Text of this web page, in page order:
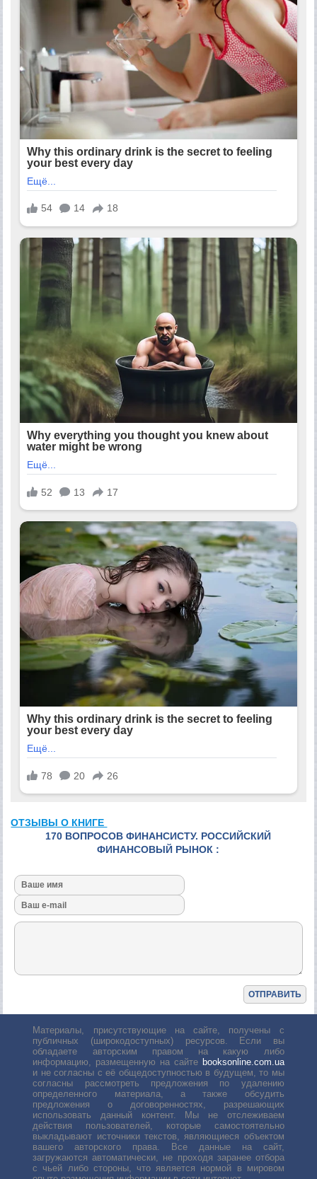
ОТЗЫВЫ О КНИГЕ
170 ВОПРОСОВ ФИНАНСИСТУ. РОССИЙСКИЙ
ФИНАНСОВЫЙ РЫНОК :
Материалы, присутствующие на сайте, получены с
публичных (широкодоступных) ресурсов. Если вы
обладаете авторским правом на какую либо
информацию, размещенную на сайте booksonline.com.ua
и не согласны с её общедоступностью в будущем, то мы
согласны рассмотреть предложения по удалению
определенного материала, а также обсудить
предложения о договоренностях, разрешающих
использовать данный контент. Мы не отслеживаем
действия пользователей, которые самостоятельно
выкладывают источники текстов, являющиеся объектом
вашего авторского права. Все данные на сайт,
загружаются автоматически, не проходя заранее отбора
с чьей либо стороны, что является нормой в мировом